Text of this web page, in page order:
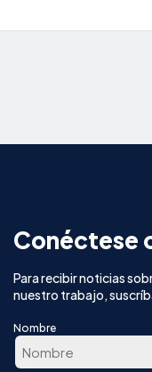
Conéctese
Para recibir noticias
nuestro trabajo,
Nombre